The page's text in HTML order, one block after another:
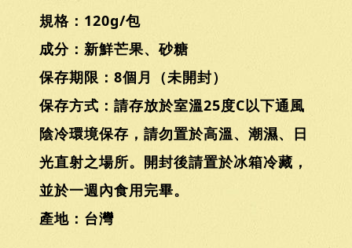
規格：120g/包
成分：新鮮芒果、砂糖
保存期限：8個月（未開封）
保存方式：請存放於室溫25度C以下通風
陰冷環境保存，請勿置於高溫、潮濕、日
光直射之場所。開封後請置於冰箱冷藏，
並於一週內食用完畢。
產地：台灣